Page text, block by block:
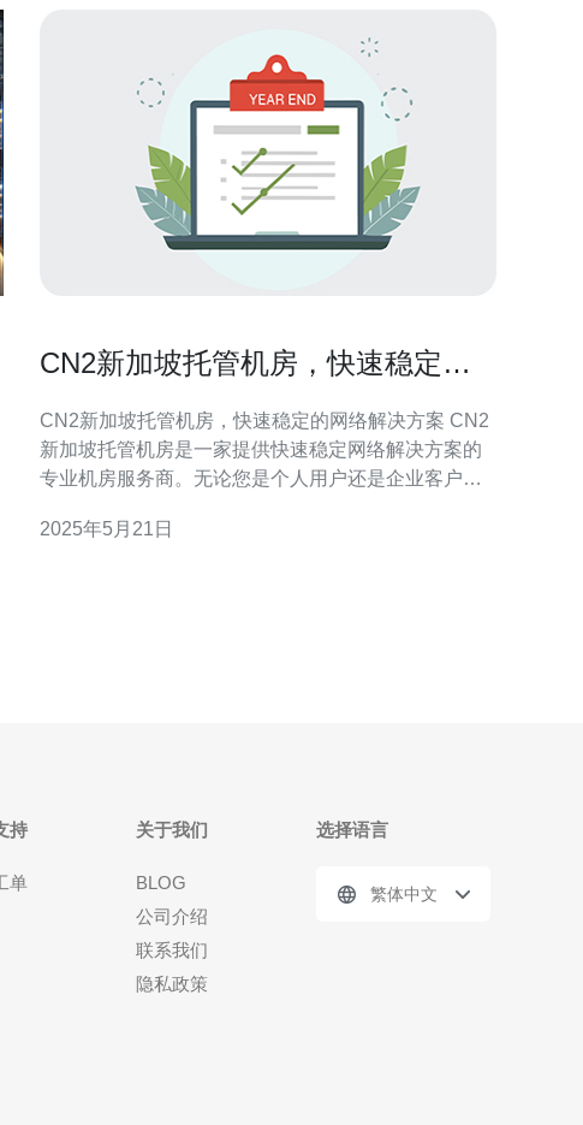
CN2新加坡托管机房，快速稳定的
CN2新加坡托管机房，快速稳定的网络解决方案 CN2
新加坡托管机房是一家提供快速稳定网络解决方案的
专业机房服务商。无论您是个人用户还是企业客户，
站和应用程序能够稳定运行，同时享受到快速的网络
2025年5月21日
持
单
关于我们
BLOG
公司介绍
联系我们
隐私政策
选择语言
繁体中文